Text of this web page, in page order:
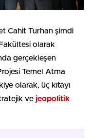
Cahit Turhan şimdi
olarak
gerçekleşen
Temel Atma
olarak, üç kıtayı
ve jeopolitik